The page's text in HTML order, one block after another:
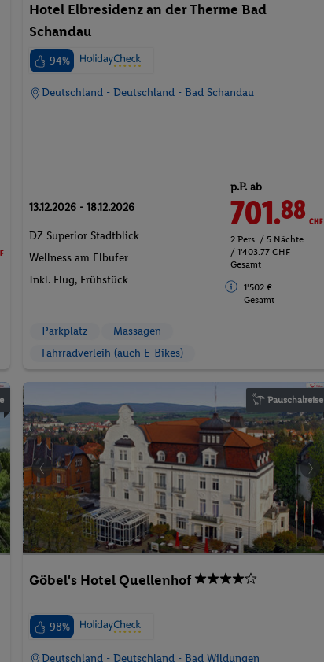
Hotel Elbresidenz an der Therme Bad
Schandau
94%
Deutschland - Deutschland - Bad Schandau
13.12.2026 - 18.12.2026
DZ Superior Stadtblick
Wellness am Elbufer
Inkl. Flug, Frühstück
p.P. ab
701.88CHF
2 Pers. / 5 Nächte
/ 1'403.77 CHF
Gesamt
1'502 €
Gesamt
Parkplatz
Massagen
Fahrradverleih (auch E-Bikes)
Pauschalreise
Göbel's Hotel Quellenhof
98%
Deutschland - Deutschland - Bad Wildungen